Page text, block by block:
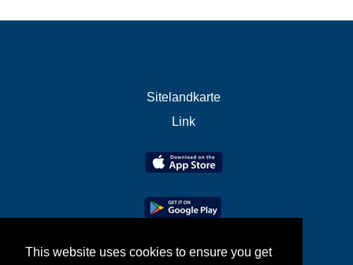
This website uses cookies to ensure you get
Sitelandkarte
Link